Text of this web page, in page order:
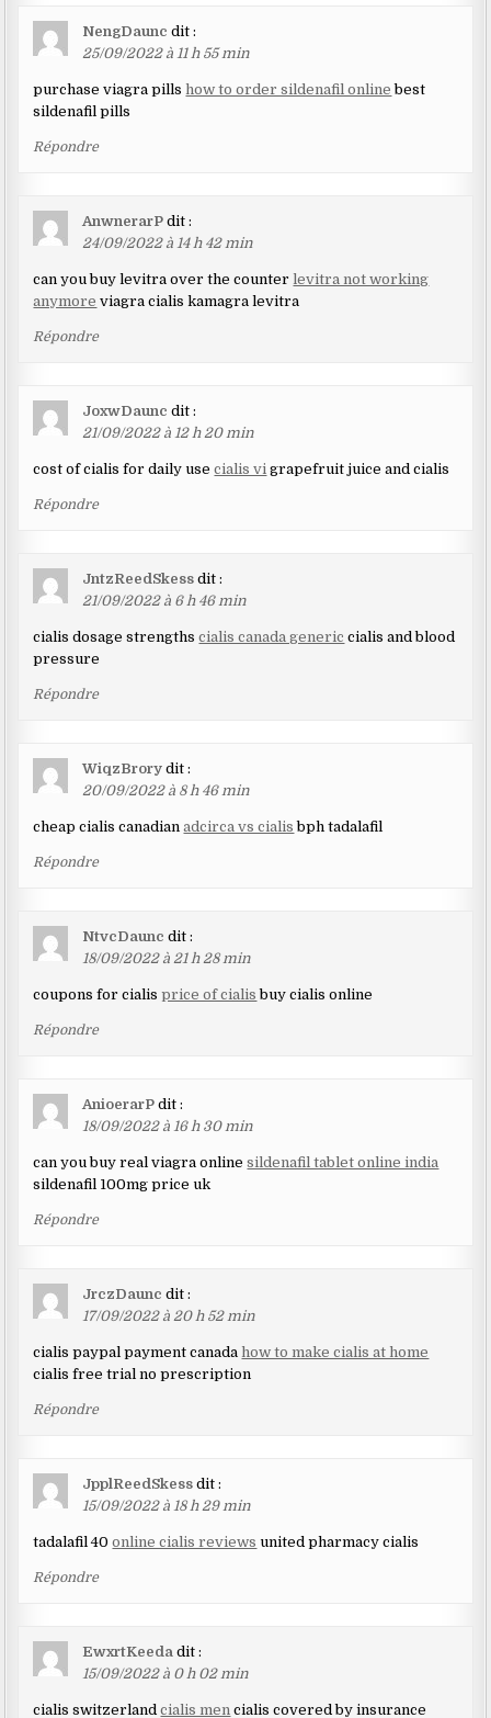
NengDaunc dit :
25/09/2022 à 11 h 55 min
purchase viagra pillshow to order sildenafil online best
sildenafil pills
Répondre
AnwnerarP dit :
24/09/2022 à 14 h 42 min
can you buy levitra over the counter levitra not working
anymore viagra cialis kamagra levitra
Répondre
JoxwDaunc dit :
21/09/2022 à 12 h 20 min
cost of cialis for daily usecialis vi grapefruit juice and cialis
Répondre
JntzReedSkess dit :
21/09/2022 à 6 h 46 min
cialis dosage strengthscialis canada generic cialis and blood
pressure
Répondre
WiqzBrory dit :
20/09/2022 à 8 h 46 min
cheap cialis canadianadcirca vs cialis bph tadalafil
Répondre
NtvcDaunc dit :
18/09/2022 à 21 h 28 min
coupons for cialisprice of cialis buy cialis online
Répondre
AnioerarP dit :
18/09/2022 à 16 h 30 min
can you buy real viagra onlinesildenafil tablet online india
sildenafil 100mg price uk
Répondre
JrczDaunc dit :
17/09/2022 à 20 h 52 min
cialis paypal payment canada how to make cialis at home
cialis free trial no prescription
Répondre
JpplReedSkess dit :
15/09/2022 à 18 h 29 min
tadalafil 40online cialis reviews united pharmacy cialis
Répondre
EwxrtKeeda dit :
15/09/2022 à 0 h 02 min
cialis switzerlandcialis men cialis covered by insurance